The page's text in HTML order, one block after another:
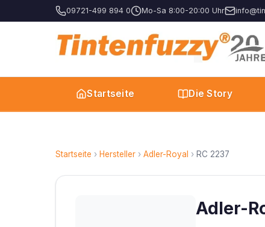
09721-499 894 0 Mo-Sa 8:00-20:00 Uhr
Startseite Die Story
Startseite › Hersteller › Adler-Royal › RC 2237
Adler-